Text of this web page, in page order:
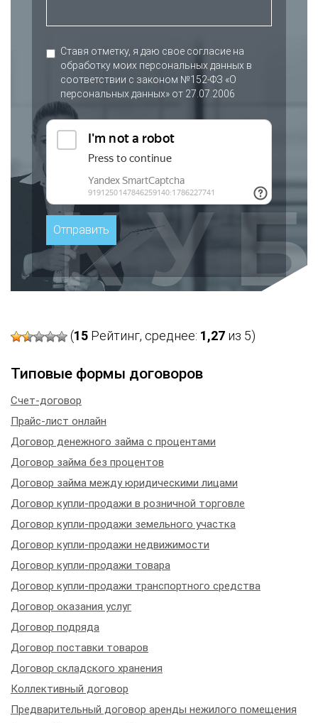
Ставя отметку, я даю свое согласие на
обработку моих персональных данных в
соответствии с законом №152-ФЗ «О
персональных данных» от 27.07.2006
(15 Рейтинг, среднее: 1,27 из 5)
Типовые формы договоров
Счет-договор
Прайс-лист онлайн
Договор денежного займа с процентами
Договор займа без процентов
Договор займа между юридическими лицами
Договор купли-продажи в розничной торговле
Договор купли-продажи земельного участка
Договор купли-продажи недвижимости
Договор купли-продажи товара
Договор купли-продажи транспортного средства
Договор оказания услуг
Договор подряда
Договор поставки товаров
Договор складского хранения
Коллективный договор
Предварительный договор аренды нежилого помещения